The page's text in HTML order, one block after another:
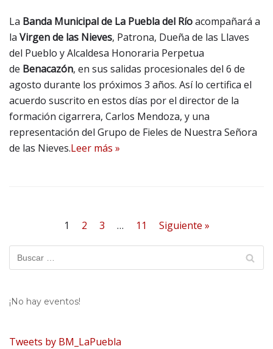
La Banda Municipal de La Puebla del Ríoacompañará a
la Virgen de las Nieves, Patrona, Dueña de las Llaves
del Pueblo y Alcaldesa Honoraria Perpetua
de Benacazón, en sus salidas procesionales del 6 de
agosto durante los próximos 3 años. Así lo certifica el
acuerdo suscrito en estos días por el director de la
formación cigarrera, Carlos Mendoza, y una
representación del Grupo de Fieles de Nuestra Señora
de las Nieves.Leer más »
1 2 3 … 11 Siguiente »
¡No hay eventos!
Tweets by BM_LaPuebla